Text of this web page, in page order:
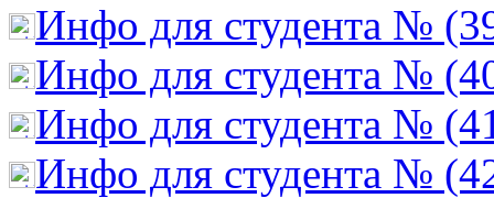
Инфо для студента №
Инфо для студента №
Инфо для студента №
Инфо для студента №